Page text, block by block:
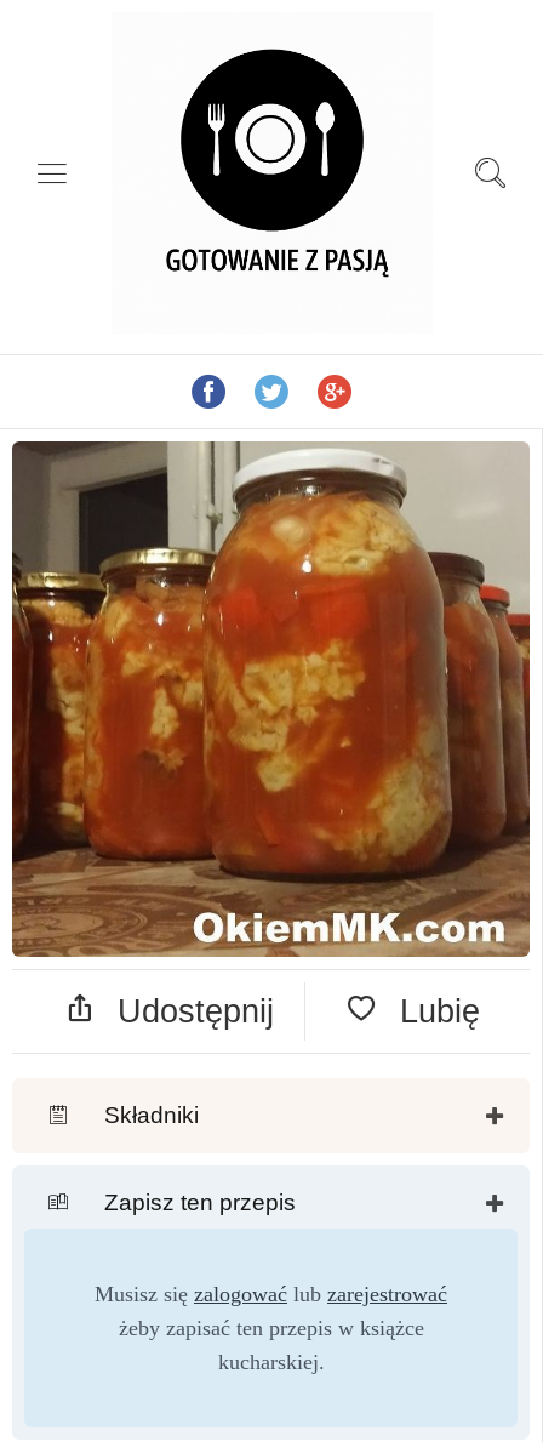
Udostępnij Lubię
Składniki
Zapisz ten przepis
Musisz się zalogować lub zarejestrować
żeby zapisać ten przepis w książce
kucharskiej.